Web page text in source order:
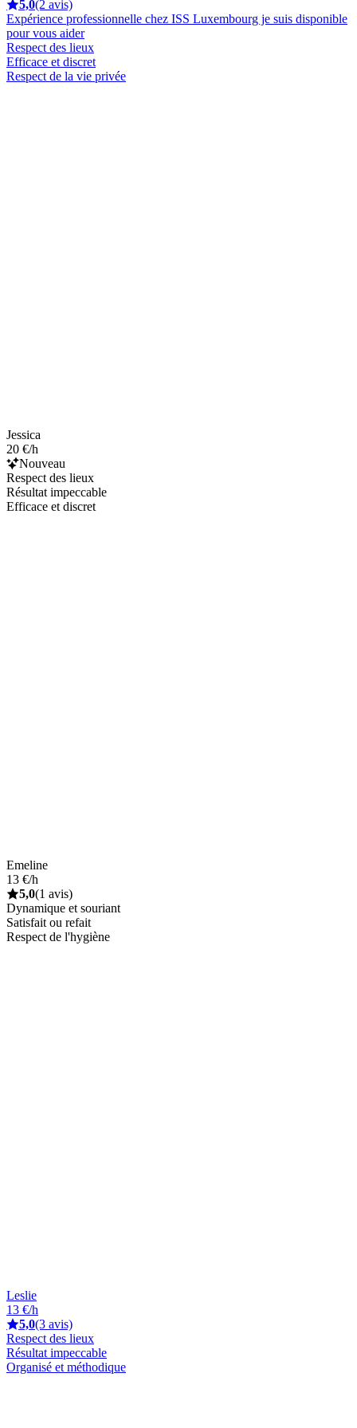
5,0(2 avis)
Expérience professionnelle chez ISS Luxembourg je suis disponible
pour vous aider
Respect des lieux
Efficace et discret
Respect de la vie privée
Jessica
20 €/h
Nouveau
Respect des lieux
Résultat impeccable
Efficace et discret
Emeline
13 €/h
5,0(1 avis)
Dynamique et souriant
Satisfait ou refait
Respect de l'hygiène
Leslie
13 €/h
5,0(3 avis)
Respect des lieux
Résultat impeccable
Organisé et méthodique